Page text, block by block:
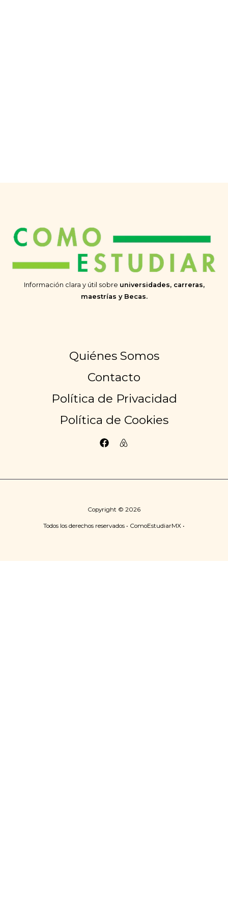
Información clara y útil sobre universidades, carreras,
maestrías y Becas.
Quiénes Somos
Contacto
Política de Privacidad
Política de Cookies
Copyright © 2026
Todos los derechos reservados • ComoEstudiarMX •